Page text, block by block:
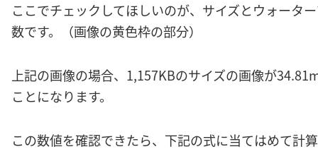
ここでチェックしてほしいのが、サイズとウォータ
数です。（画像の黄色枠の部分）
上記の画像の場合、1,157KBのサイズの画像が
ことになります。
この数値を確認できたら、下記の式に当てはめて計